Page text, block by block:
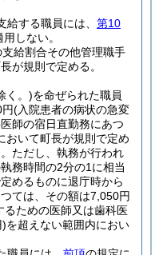
する職員には、 第10
しない。
給割合その他管理職手
が規則で定める。
く。)を命ぜられた職員
(入院患者の病状の急変
師の宿日直勤務にあつ
おいて町長が規則で定め
ただし、執務が行われ
務時間の2分の1に相当
めるものに退庁時から
ては、その額は7,050円
ための医師又は歯科医
)を超えない範囲内におい